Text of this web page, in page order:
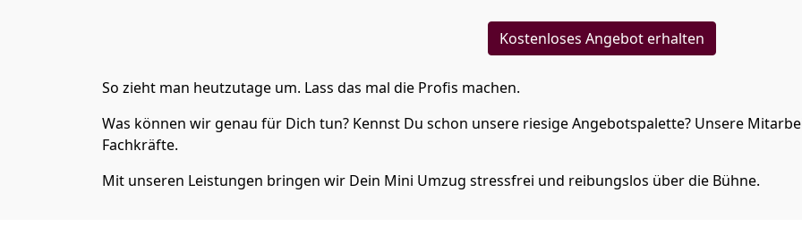
Kostenloses Angebot erhalten
So zieht man heutzutage um. Lass das mal die Profis machen.
Was können wir genau für Dich tun? Kennst Du schon unsere riesige Angebotspalette? Unsere
Fachkräfte.
Mit unseren Leistungen bringen wir Dein Mini Umzug stressfrei und reibungslos über die Bühne.